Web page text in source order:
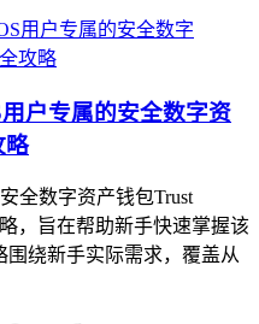
户专属的安全数字资
略
全数字资产钱包Trust
，旨在帮助新手快速掌握该
绕新手实际需求，覆盖从